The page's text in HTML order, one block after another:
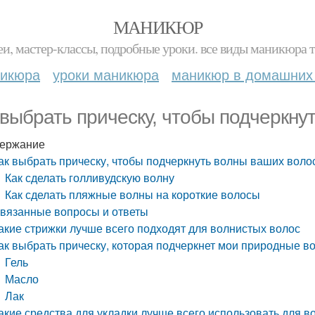
МАНИКЮР
мастер-классы, подробные уроки. все виды маникюра
уроки маникюра маникюр в домашних
прическу, чтобы
выбрать прическу, чтобы подчеркнуть волны ваших
Как сделать голливудскую волну
Как сделать пляжные волны на короткие волосы
вопросы и ответы
стрижки лучше всего подходят для волнистых волос
выбрать прическу, которая подчеркнет мои природные
Гель
Масло
Лак